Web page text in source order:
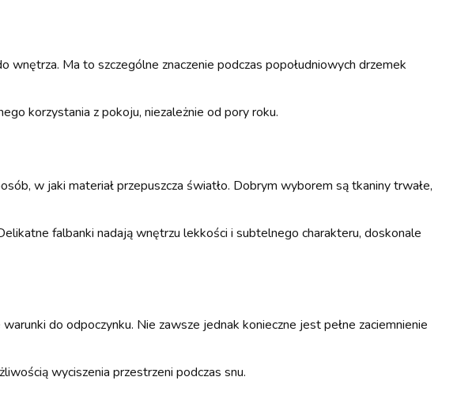
Ma to szczególne znaczenie podczas popołudniowych drzemek
korzystania z pokoju, niezależnie od pory roku.
w jaki materiał przepuszcza światło. Dobrym wyborem są tkaniny trwałe,
falbanki nadają wnętrzu lekkości i subtelnego charakteru, doskonale
do odpoczynku. Nie zawsze jednak konieczne jest pełne zaciemnienie
wyciszenia przestrzeni podczas snu.